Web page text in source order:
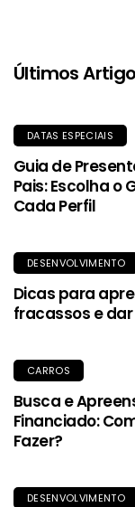
Últimos
DATAS ESPECIAIS
Guia de
Pais: Escolha o
Cada Perfil
DESENVOLVIMENTO
Dicas para
fracassos e
CARROS
Busca e
Financiado:
Fazer?
DESENVOLVIMENTO